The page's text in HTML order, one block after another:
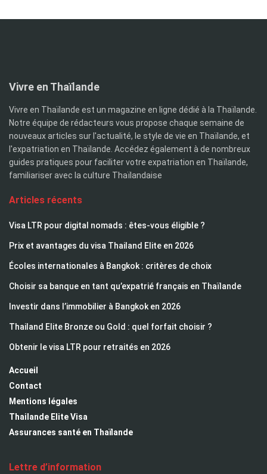
Vivre en Thaïlande
Vivre en Thaïlande est un magazine en ligne dédié à la Thaïlande.
Notre équipe de rédacteurs vous propose chaque semaine de
nouveaux articles sur l'actualité, le style de vie en Thaïlande, et
l'expatriation en Thaïlande. Accédez également à de nombreux
guides pratiques pour faciliter votre expatriation en Thaïlande,
familiariser avec la culture Thaïlandaise
Articles récents
Visa LTR pour digital nomads : êtes-vous éligible ?
Prix et avantages du visa Thailand Elite en 2026
Écoles internationales à Bangkok : critères de choix
Choisir sa banque en tant qu’expatrié français en Thaïlande
Investir dans l’immobilier à Bangkok en 2026
Thailand Elite Bronze ou Gold : quel forfait choisir ?
Obtenir le visa LTR pour retraités en 2026
Accueil
Contact
Mentions légales
Thailande Elite Visa
Assurances santé en Thaïlande
Lettre d’information